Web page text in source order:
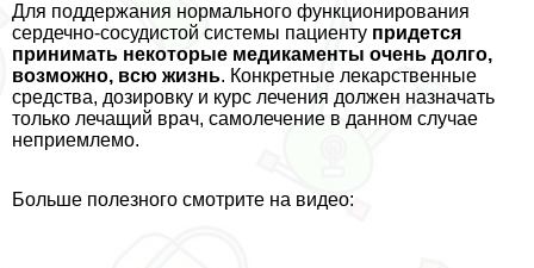
Для поддержания нормального функционирования
сердечно-сосудистой системы пациенту придется
принимать некоторые медикаменты очень долго,
возможно, всю жизнь. Конкретные лекарственные
средства, дозировку и курс лечения должен назначать
только лечащий врач, самолечение в данном случае
неприемлемо.
Больше полезного смотрите на видео: